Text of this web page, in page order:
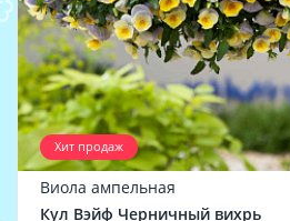
Хит продаж
Виола ампельная
Кул Вэйф Черничный вихрь